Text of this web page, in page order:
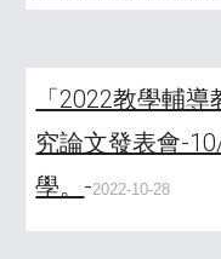
「2022教學輔
究論文發表會-
學。 -2022-10-28